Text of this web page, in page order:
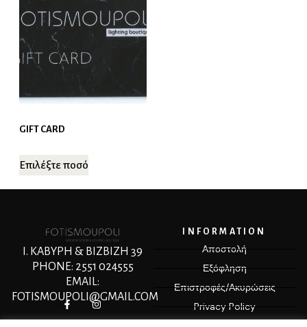
GIFT CARD
Επιλέξτε ποσό
Ι. ΚΑΒΥΡΗ & ΒΙΖΒΙΖΗ 39
PHONE: 2551 024555
EMAIL:
FOTISMOUPOLI@GMAIL.COM
INFORMATION
Αποστολή
Εξόφληση
Επιστροφές/Ακυρώσεις
Privacy Policy